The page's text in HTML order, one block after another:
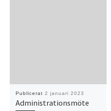
Publicerat 2 januari 2023
Administrationsmöte